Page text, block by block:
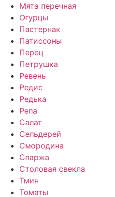
Мята перечная
Огурцы
Пастернак
Патиссоны
Перец
Петрушка
Ревень
Редис
Редька
Репа
Салат
Сельдерей
Смородина
Спаржа
Столовая свекла
Тмин
Томаты